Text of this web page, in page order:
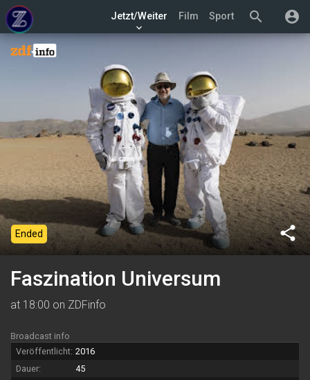
search account_circle
Jetzt/Weiter
keyboard_arrow_down
Film Sport
share
Ended
Faszination Universum
at 18:00 on ZDFinfo
Broadcast info
Veröffentlicht: 2016
Dauer:
45